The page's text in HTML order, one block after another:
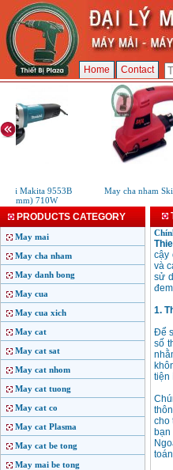
Home Contact
Makita 9553B
710W
May cha nham
PRODUCTS CATEGORY
May mai
May cha nham
May danh bong
May cua
May cua xich
May cat
May cat sat
May cat nhom
May cat tuong
May cat co
May cat Plasma
May cat be tong
May mai be tong
cậy
và
sử
1.
Để
số
tiện
cho
bạn